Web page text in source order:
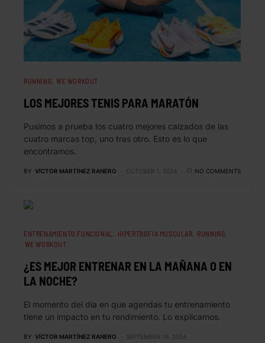
RUNNING WE WORKOUT
LOS MEJORES TENIS PARA MARATÓN
Pusimos a prueba los cuatro mejores calzados de las
cuatro marcas top, uno tras otro. Esto es lo que
encontramos.
BY VÍCTOR MARTÍNEZ RANERO OCTOBER 1, 2024 NO COMMENTS
ENTRENAMIENTO FUNCIONAL HIPERTROFIA MUSCULAR
RUNNING
WE WORKOUT
¿ES MEJOR ENTRENAR EN LA MAÑANA O EN
LA NOCHE?
El momento del día en que agendas tu entrenamiento
tiene un impacto en tu rendimiento. Lo explicamos.
BY VÍCTOR MARTÍNEZ RANERO
SEPTEMBER 19, 2024